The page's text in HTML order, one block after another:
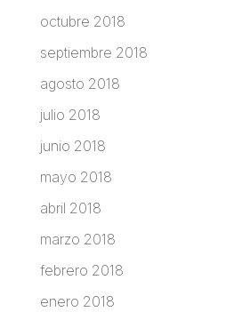
octubre 2018
septiembre 2018
agosto 2018
julio 2018
junio 2018
mayo 2018
abril 2018
marzo 2018
febrero 2018
enero 2018